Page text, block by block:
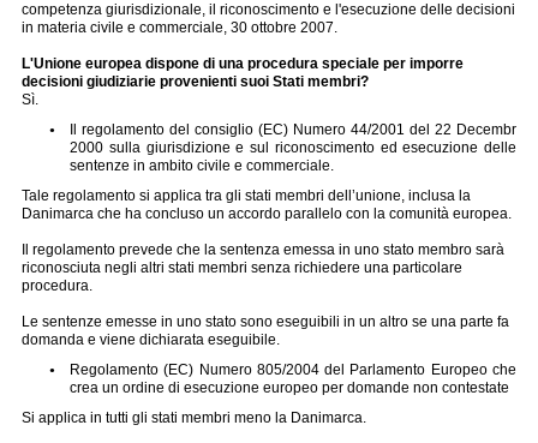
competenza giurisdizionale, il riconoscimento e l'esecuzione delle decisioni
in materia civile e commerciale, 30 ottobre 2007.
L'Unione europea dispone di una procedura speciale per imporre
decisioni giudiziarie provenienti suoi Stati membri?
Sì.
Il regolamento del consiglio (EC) Numero 44/2001 del 22 Decembr
2000 sulla giurisdizione e sul riconoscimento ed esecuzione delle
sentenze in ambito civile e commerciale.
Tale regolamento si applica tra gli stati membri dell’unione, inclusa la
Danimarca che ha concluso un accordo parallelo con la comunità europea.
Il regolamento prevede che la sentenza emessa in uno stato membro sarà
riconosciuta negli altri stati membri senza richiedere una particolare
procedura.
Le sentenze emesse in uno stato sono eseguibili in un altro se una parte fa
domanda e viene dichiarata eseguibile.
Regolamento (EC) Numero 805/2004 del Parlamento Europeo che
crea un ordine di esecuzione europeo per domande non contestate
Si applica in tutti gli stati membri meno la Danimarca.